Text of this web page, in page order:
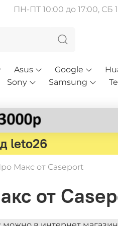
ПН-ПТ 10:00 до 17:00, СБ
Asus Google
Sony Samsung
leto26
Макс от Caseport
от